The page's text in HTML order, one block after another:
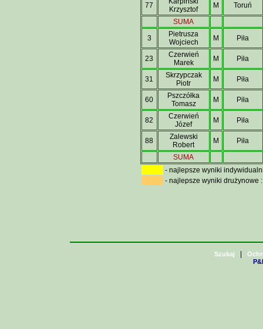
77
Krzysztof
M
Toruń
SUMA
3
Pietrusza
Wojciech
M Piła
23
Czerwień
Marek
M Piła
31
Skrzypczak
Piotr
M Piła
60
Pszczółka
Tomasz
M Piła
82
Czerwień
Józef
M Piła
88
Zalewski
Robert
M
Piła
SUMA
- najlepsze wyniki
- najlepsze wyniki drużynowe
Szukaj